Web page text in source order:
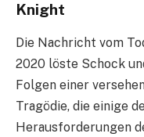
Knight
Die Nachricht vom
2020 löste Schock
Folgen einer
Tragödie, die einige
Herausforderungen